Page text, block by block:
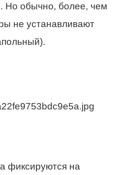
Но обычно, более, чем
не устанавливают
фиксируются на